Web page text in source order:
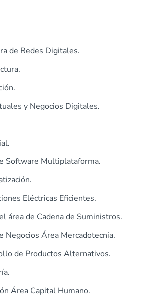
de Redes Digitales.
y Negocios Digitales.
Software Multiplataforma.
Eléctricas Eficientes.
área de Cadena de Suministros.
Negocios Área Mercadotecnia.
de Productos Alternativos.
Área Capital Humano.